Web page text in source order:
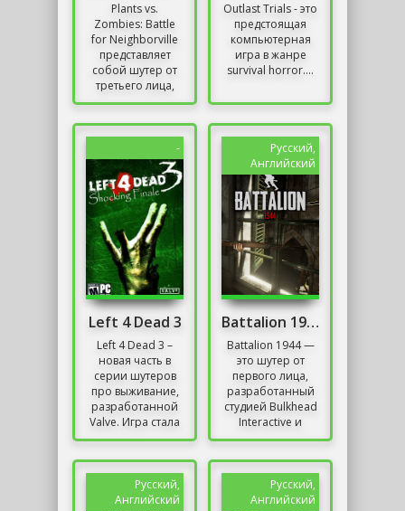
Plants vs.
Zombies: Battle
for Neighborville
представляет
собой шутер от
третьего лица,
который
захватывающий
мир...
Outlast Trials - это
предстоящая
компьютерная
игра в жанре
survival horror....
-
Left 4 Dead 3
Left 4 Dead 3 –
новая часть в
серии шутеров
про выживание,
разработанной
Valve. Игра стала
инновационным
множество
нововведений...
Русский,
Английский
Battalion 1944
Battalion 1944 —
это шутер от
первого лица,
разработанный
студией Bulkhead
Interactive и
выпущенный в
вдохновение из...
Русский,
Английский
Русский,
Английский